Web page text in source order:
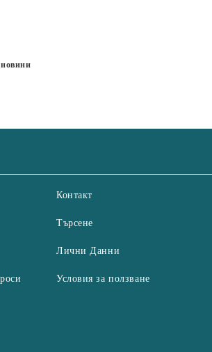
Контакт
Търсене
Лични Данни
Условия за ползване